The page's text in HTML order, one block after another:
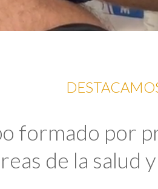
formado por
de la salud